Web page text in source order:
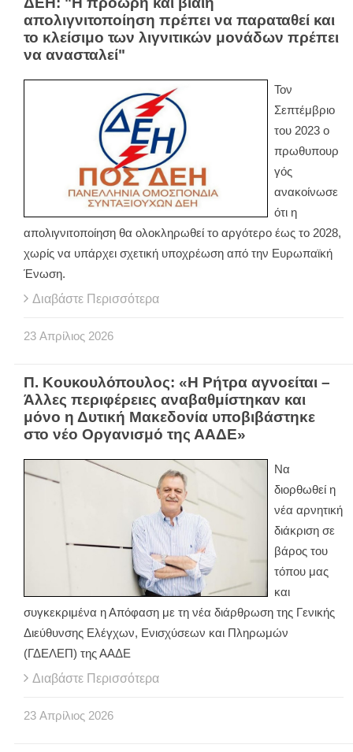
απολιγνιτοποίηση πρέπει να παραταθεί και
το κλείσιμο των λιγνιτικών μονάδων πρέπει
να ανασταλεί"
Τον
Σεπτέμβριο
του 2023 ο
πρωθυπουρ
γός
ανακοίνωσε
ότι η
απολιγνιτοποίηση θα ολοκληρωθεί το αργότερο έως το 2028,
χωρίς να υπάρχει σχετική υποχρέωση από την Ευρωπαϊκή
Ένωση.
Διαβάστε Περισσότερα
23 Απρίλιος 2026
Π. Κουκουλόπουλος: «Η Ρήτρα αγνοείται –
Άλλες περιφέρειες αναβαθμίστηκαν και
μόνο η Δυτική Μακεδονία υποβιβάστηκε
στο νέο Οργανισμό της ΑΑΔΕ»
Να
διορθωθεί η
νέα αρνητική
διάκριση σε
βάρος του
τόπου μας
και
συγκεκριμένα η Απόφαση με τη νέα διάρθρωση της Γενικής
Διεύθυνσης Ελέγχων, Ενισχύσεων και Πληρωμών
(ΓΔΕΛΕΠ) της ΑΑΔΕ
Διαβάστε Περισσότερα
23 Απρίλιος 2026